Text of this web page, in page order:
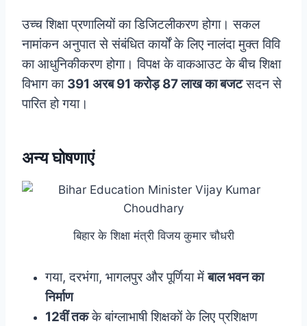
उच्च शिक्षा प्रणालियों का डिजिटलीकरण होगा। सकल
नामांकन अनुपात से संबंधित कार्यों के लिए नालंदा मुक्त विवि
का आधुनिकीकरण होगा। विपक्ष के वाकआउट के बीच शिक्षा
विभाग का 391 अरब 91 करोड़ 87 लाख का बजटसदन से
पारित हो गया।
अन्य घोषणाएं
बिहार के शिक्षा मंत्री विजय कुमार चौधरी
गया, दरभंगा, भागलपुर और पूर्णिया मेंबाल भवन का
निर्माण
12वीं तकके बांग्लाभाषी शिक्षकों के लिए प्रशिक्षण